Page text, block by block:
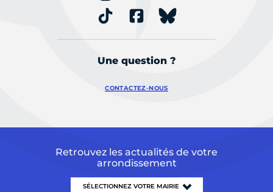
Une question ?
CONTACTEZ-NOUS
Retrouvez les actualités de votre
arrondissement